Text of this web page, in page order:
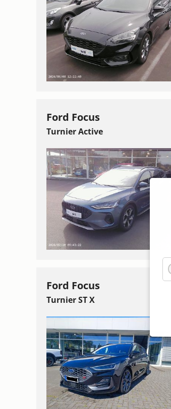
Ford Focus
Turnier Active
Ford Focus
Turnier ST X